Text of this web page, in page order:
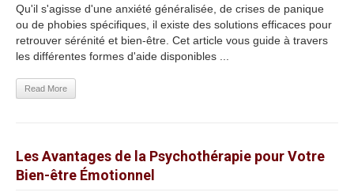
Qu'il s'agisse d'une anxiété généralisée, de crises de panique
ou de phobies spécifiques, il existe des solutions efficaces pour
retrouver sérénité et bien-être. Cet article vous guide à travers
les différentes formes d'aide disponibles ...
Read More
Les Avantages de la Psychothérapie pour Votre
Bien-être Émotionnel